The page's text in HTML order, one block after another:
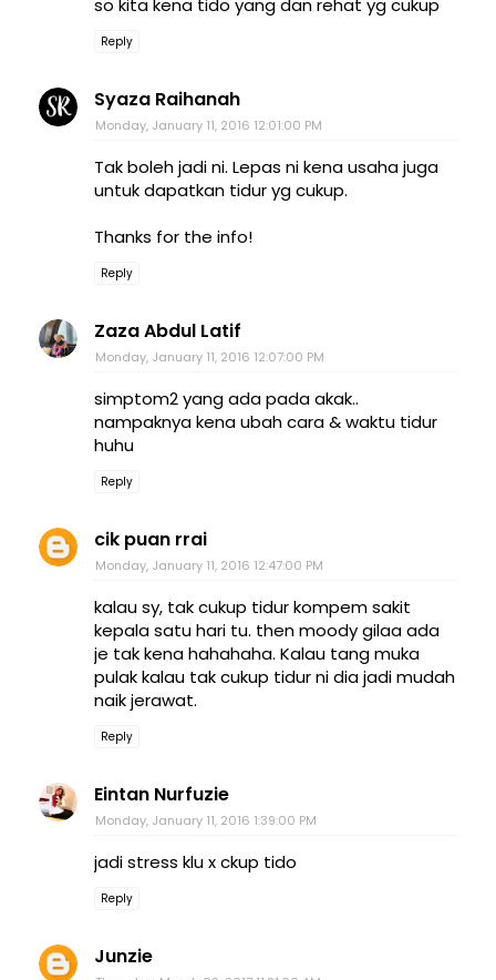
so kita kena tido yang dan rehat yg cukup
Reply
Syaza Raihanah
Monday, January 11, 2016 12:01:00 PM
Tak boleh jadi ni. Lepas ni kena usaha juga
untuk dapatkan tidur yg cukup.
Thanks for the info!
Reply
Zaza Abdul Latif
Monday, January 11, 2016 12:07:00 PM
simptom2 yang ada pada akak..
nampaknya kena ubah cara & waktu tidur
huhu
Reply
cik puan rrai
Monday, January 11, 2016 12:47:00 PM
kalau sy, tak cukup tidur kompem sakit
kepala satu hari tu. then moody gilaa ada
je tak kena hahahaha. Kalau tang muka
pulak kalau tak cukup tidur ni dia jadi mudah
naik jerawat.
Reply
Eintan Nurfuzie
Monday, January 11, 2016 1:39:00 PM
jadi stress klu x ckup tido
Reply
Junzie